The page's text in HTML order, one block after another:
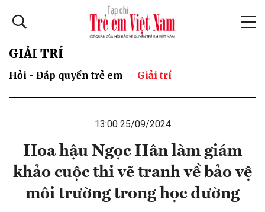
GIẢI TRÍ
Hỏi - Đáp quyền trẻ em Giải trí
13:00 25/09/2024
Hoa hậu Ngọc Hân làm giám
khảo cuộc thi vẽ tranh về bảo vệ
môi trường trong học đường